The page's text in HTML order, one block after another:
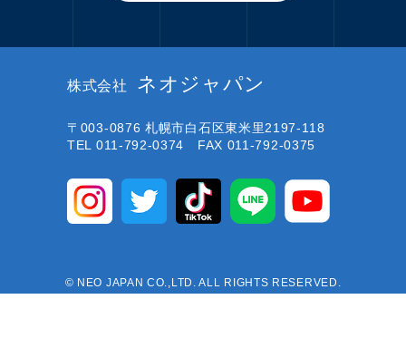
株式会社 ネオジャパン
〒003-0876 札幌市白石区東米里2197-118
TEL 011-792-0374 FAX 011-792-0375
© NEO JAPAN CO.,LTD. ALL RIGHTS RESERVED.